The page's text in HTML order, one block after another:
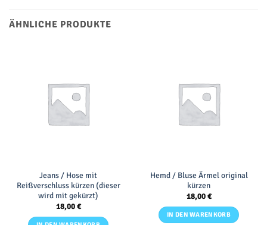
ÄHNLICHE PRODUKTE
Jeans / Hose mit
Reißverschluss kürzen (dieser
wird mit gekürzt)
18,00€
Hemd / Bluse Ärmel original
kürzen
18,00€
IN DEN WARENKORB